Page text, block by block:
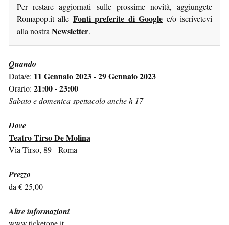
Per restare aggiornati sulle prossime novità, aggiungete
Romapop.it alle Fonti preferite di Google e/o iscrivetevi
alla nostra Newsletter.
Quando
Data/e: 11 Gennaio 2023 - 29 Gennaio 2023
Orario: 21:00 - 23:00
Sabato e domenica spettacolo anche h 17
Dove
Teatro Tirso De Molina
Via Tirso, 89 - Roma
Prezzo
da € 25,00
Altre informazioni